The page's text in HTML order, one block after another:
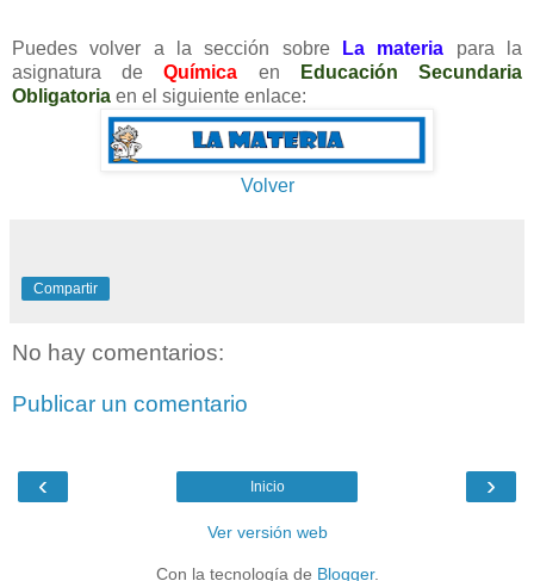
Puedes volver a la sección sobre La materia para la
asignatura deQuímica en
Educación Secundaria
Obligatoria en el siguiente enlace:
Volver
Compartir
No hay comentarios:
Publicar un comentario
‹ ›
Inicio
Ver versión web
Con la tecnología de Blogger.